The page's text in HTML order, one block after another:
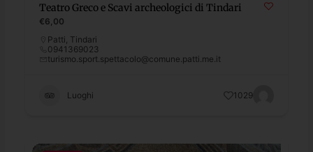
Teatro Greco e Scavi archeologici di Tindari
€6,00
Patti Tindari
0941369023
turismo.sport.spettacolo@comune.patti.me.it
Luoghi 1029